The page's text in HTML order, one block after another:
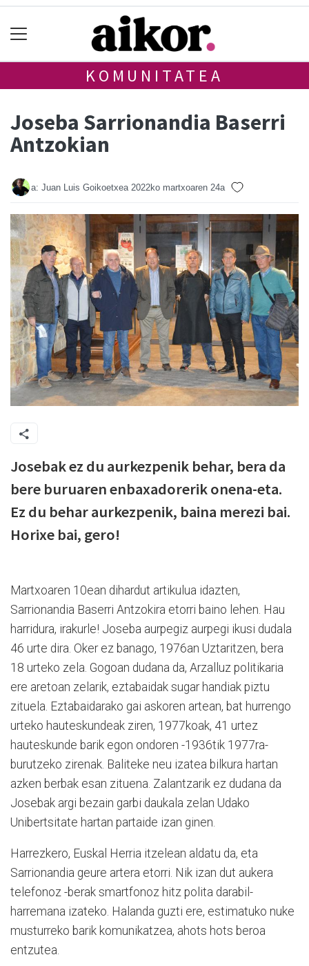
KOMUNITATEA
Joseba Sarrionandia Baserri
Antzokian
a: Juan Luis Goikoetxea 2022ko martxoaren 24a
Josebak ez du aurkezpenik behar, bera da
bere buruaren enbaxadorerik onena-eta.
Ez du behar aurkezpenik, baina merezi bai.
Horixe bai, gero!
Martxoaren 10ean dihardut artikulua idazten,
Sarrionandia Baserri Antzokira etorri baino lehen. Hau
harridura, irakurle! Joseba aurpegiz aurpegi ikusi dudala
46 urte dira. Oker ez banago, 1976an Uztaritzen, bera
18 urteko zela. Gogoan dudana da, Arzalluz politikaria
ere aretoan zelarik, eztabaidak sugar handiak piztu
zituela. Eztabaidarako gai askoren artean, bat hurrengo
urteko hauteskundeak ziren, 1977koak, 41 urtez
hauteskunde barik egon ondoren -1936tik 1977ra-
burutzeko zirenak. Baliteke neu izatea bilkura hartan
azken berbak esan zituena. Zalantzarik ez dudana da
Josebak argi bezain garbi daukala zelan Udako
Unibertsitate hartan partaide izan ginen.
Harrezkero, Euskal Herria itzelean aldatu da, eta
Sarrionandia geure artera etorri. Nik izan dut aukera
telefonoz -berak smartfonoz hitz polita darabil-
harremana izateko. Halanda guzti ere, estimatuko nuke
musturreko barik komunikatzea, ahots hots beroa
entzutea.